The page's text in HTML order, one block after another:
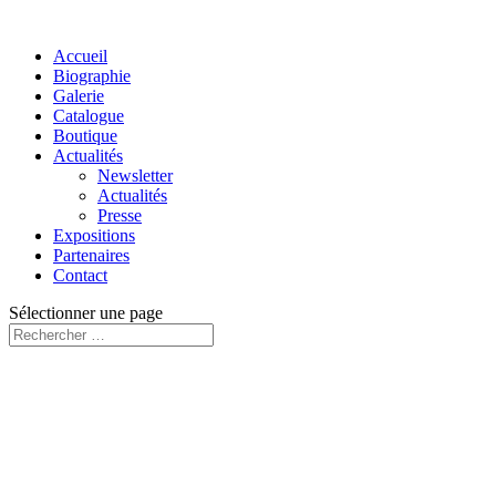
Accueil
Biographie
Galerie
Catalogue
Boutique
Actualités
Newsletter
Actualités
Presse
Expositions
Partenaires
Contact
Sélectionner une page